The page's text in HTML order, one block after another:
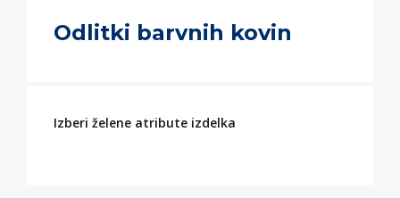
Odlitki barvnih kovin
Izberi želene atribute izdelka